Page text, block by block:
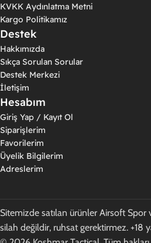
KVKK Aydınlatma Metni
Kargo Politikamız
Destek
Hakkımızda
Sıkça Sorulan Sorular
Destek Merkezi
İletişim
Hesabım
Giriş Yap / Kayıt Ol
Siparişlerim
Favorilerim
Üyelik Bilgilerim
Adreslerim
Sitemizde satılan ürünler Airsoft Spor
silah değildir, ruhsat gerektirmez. +18